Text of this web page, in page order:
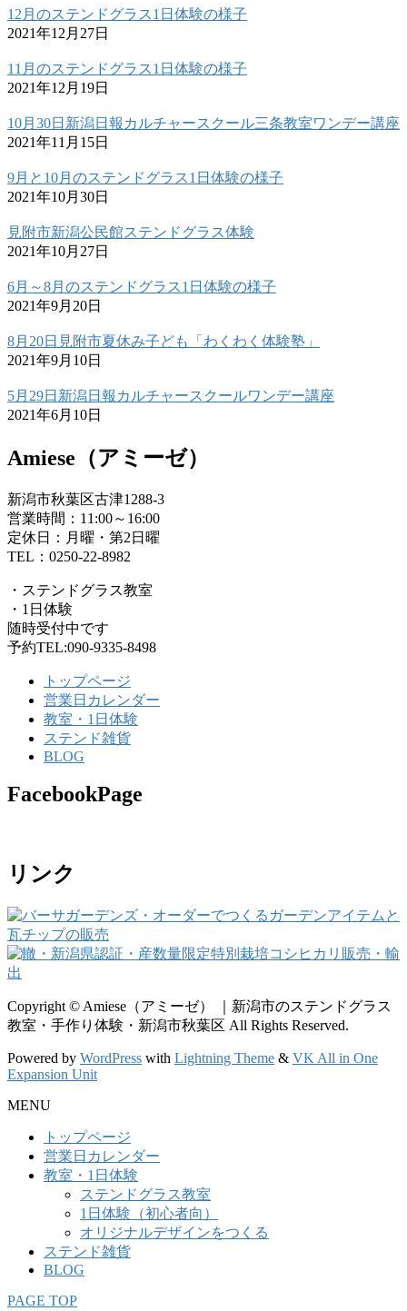
12月のステンドグラス1日体験の様子
2021年12月27日
11月のステンドグラス1日体験の様子
2021年12月19日
10月30日新潟日報カルチャースクール三条教室ワンデー講座
2021年11月15日
9月と10月のステンドグラス1日体験の様子
2021年10月30日
見附市新潟公民館ステンドグラス体験
2021年10月27日
6月～8月のステンドグラス1日体験の様子
2021年9月20日
8月20日見附市夏休み子ども「わくわく体験塾」
2021年9月10日
5月29日新潟日報カルチャースクールワンデー講座
2021年6月10日
Amiese（アミーゼ）
新潟市秋葉区古津1288-3
営業時間：11:00～16:00
定休日：月曜・第2日曜
TEL：0250-22-8982
・ステンドグラス教室
・1日体験
随時受付中です
予約TEL:090-9335-8498
トップページ
営業日カレンダー
教室・1日体験
ステンド雑貨
BLOG
FacebookPage
リンク
Copyright © Amiese（アミーゼ） ｜新潟市のステンドグラス
教室・手作り体験・新潟市秋葉区 All Rights Reserved.
Powered by WordPress with Lightning Theme & VK All in One
Expansion Unit
MENU
トップページ
営業日カレンダー
教室・1日体験
ステンドグラス教室
1日体験（初心者向）
オリジナルデザインをつくる
ステンド雑貨
BLOG
PAGE TOP